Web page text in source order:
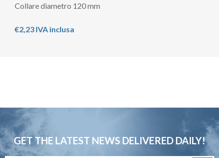
Collare diametro 120 mm
€2,23 IVA inclusa
GET THE LATEST NEWS DELIVERED DAILY!